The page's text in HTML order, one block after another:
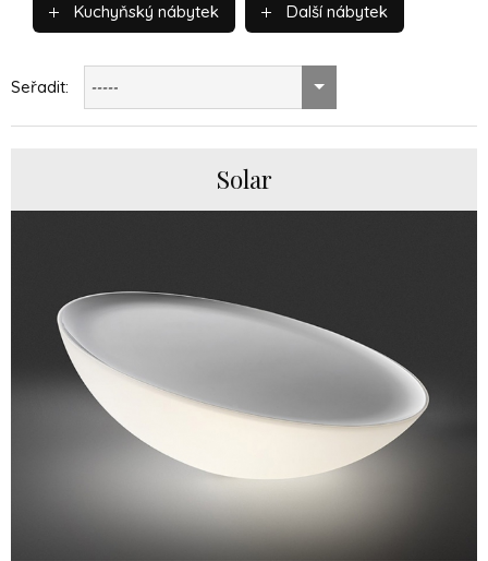
Kuchyňský nábytek Další nábytek
Seřadit: -----
Solar